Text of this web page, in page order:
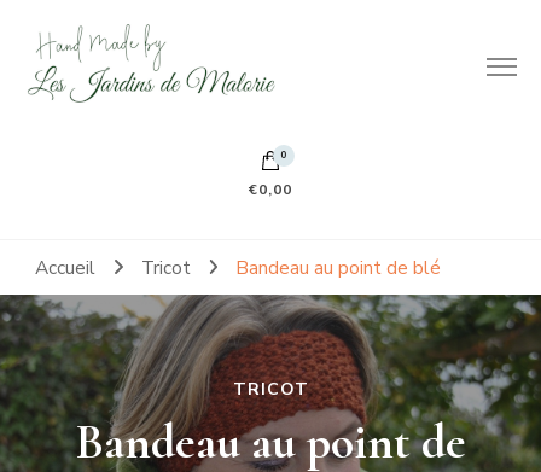
Hand made by Les Jardins de Malorie
100% frileuse 100% fait main 100% tout doux
0
€0,00
Accueil Tricot Bandeau au point de blé
TRICOT
Bandeau au point de